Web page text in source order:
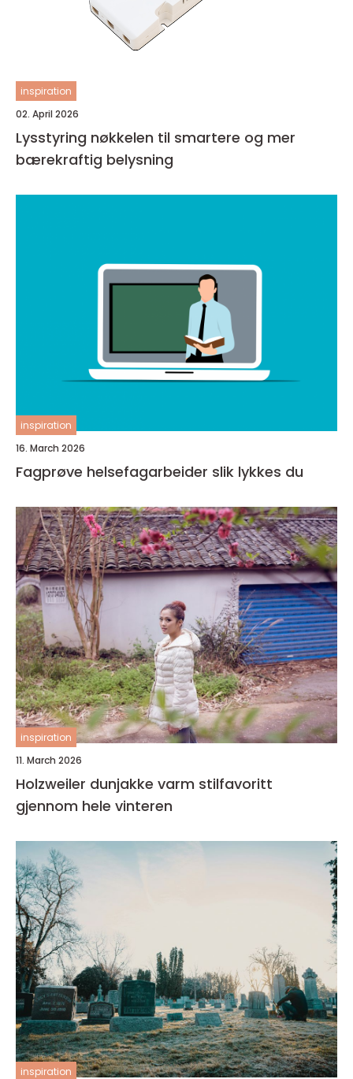
inspiration
02. April 2026
Lysstyring nøkkelen til smartere og mer
bærekraftig belysning
inspiration
16. March 2026
Fagprøve helsefagarbeider slik lykkes du
inspiration
11. March 2026
Holzweiler dunjakke varm stilfavoritt
gjennom hele vinteren
inspiration